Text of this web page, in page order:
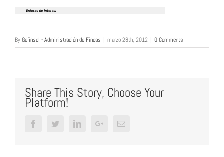
ByGefinsol - Administración de Fincas | marzo 28th, 2012 | 0 Comments
Share This Story, Choose Your
Platform!
FacebookTwitterLinkedInGoogle+Email